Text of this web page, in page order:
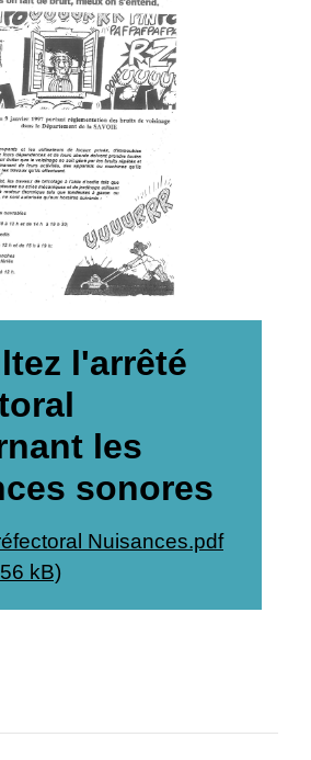
l'arrêté
les
sonores
Nuisances.pdf
kB)